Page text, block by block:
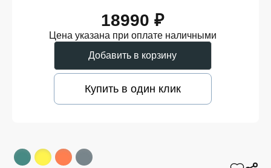
18990 ₽
Цена указана при оплате наличными
Добавить в корзину
Купить в один клик